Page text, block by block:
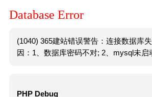
Database Error
(1040) 365建站错误警告：连接数据库
因：1、数据库密码不对; 2、mysql未启
PHP Debug